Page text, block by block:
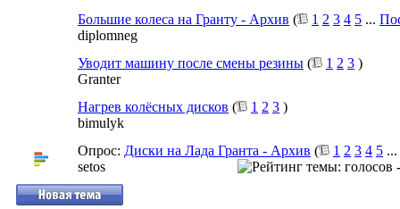
Большие колеса на Гранту - Архив ( 1 2 3 4 5 ...
diplomneg
Уводит машину после смены резины ( 1 2 3 )
Granter
Нагрев колёсных дисков ( 1 2 3 )
bimulyk
Опрос: Диски на Лада Гранта - Архив ( 1 2 3 4 5 ...
setos